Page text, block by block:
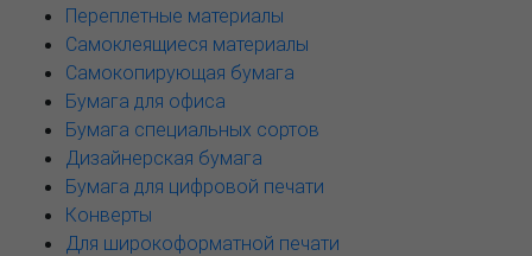
Переплетные материалы
Самоклеящиеся материалы
Самокопирующая бумага
Бумага для офиса
Бумага специальных сортов
Дизайнерская бумага
Бумага для цифровой печати
Конверты
Для широкоформатной печати